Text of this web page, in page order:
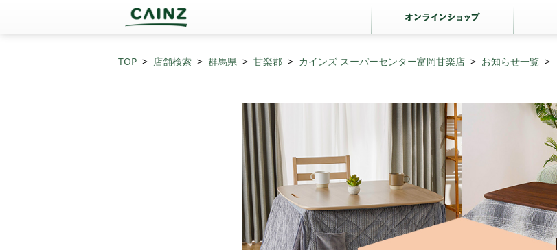
TOP 店舗検索 群馬県 甘楽郡 カインズ スーパーセンター富岡甘楽店 お知らせ一覧